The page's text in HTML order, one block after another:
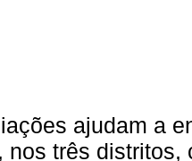
ajudam a
nos três